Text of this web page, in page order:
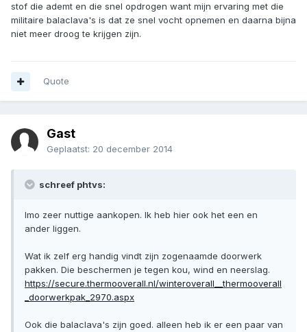
stof die ademt en die snel opdrogen want mijn ervaring met die
militaire balaclava's is dat ze snel vocht opnemen en daarna bijna
niet meer droog te krijgen zijn.
Quote
Gast
Geplaatst: 20 december 2014
schreef phtvs:
Imo zeer nuttige aankopen. Ik heb hier ook het een en
ander liggen.
Wat ik zelf erg handig vindt zijn zogenaamde doorwerk
pakken. Die beschermen je tegen kou, wind en neerslag.
https://secure.thermooverall.nl/winteroverall__thermooverall
_doorwerkpak_2970.aspx
Ook die balaclava's zijn goed. alleen heb ik er een paar van